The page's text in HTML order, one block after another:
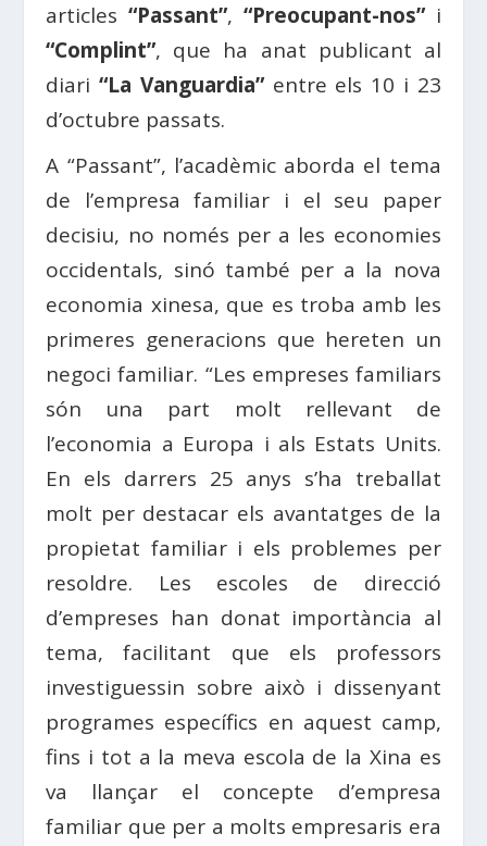
articles“Passant”, “Preocupant-nos”i
“Complint”, que ha anat publicant al
diari“La Vanguardia”entre els 10 i 23
d’octubre passats.
A “Passant”, l’acadèmic aborda el tema
de l’empresa familiar i el seu paper
decisiu, no només per a les economies
occidentals, sinó també per a la nova
economia xinesa, que es troba amb les
primeres generacions que hereten un
negoci familiar. “Les empreses familiars
són una part molt rellevant de
l’economia a Europa i als Estats Units.
En els darrers 25 anys s’ha treballat
molt per destacar els avantatges de la
propietat familiar i els problemes per
resoldre. Les escoles de direcció
d’empreses han donat importància al
tema, facilitant que els professors
investiguessin sobre això i dissenyant
programes específics en aquest camp,
fins i tot a la meva escola de la Xina es
va llançar el concepte d’empresa
familiar que per a molts empresaris era